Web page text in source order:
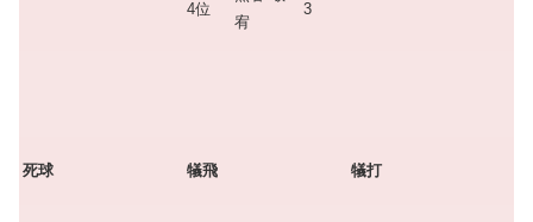
4位
宥
3
死球 犠飛 犠打